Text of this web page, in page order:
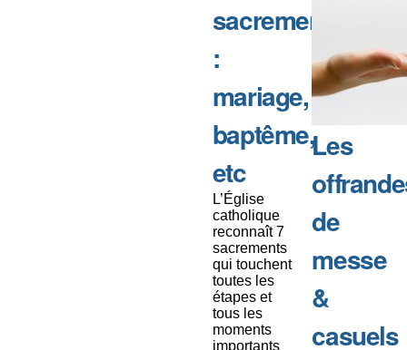
sacrement
:
mariage,
baptême,
etc
L’Église
catholique
reconnaît 7
sacrements
qui touchent
toutes les
étapes et
tous les
moments
importants
Les
de
messe
&
casuels